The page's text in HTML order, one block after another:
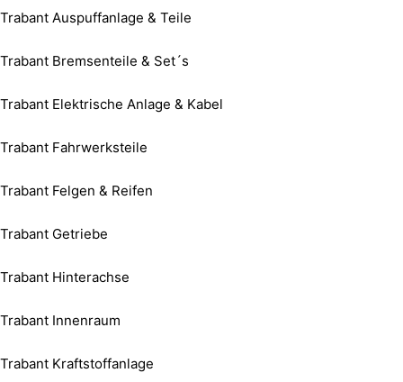
Trabant Auspuffanlage & Teile
Trabant Bremsenteile & Set´s
Trabant Elektrische Anlage & Kabel
Trabant Fahrwerksteile
Trabant Felgen & Reifen
Trabant Getriebe
Trabant Hinterachse
Trabant Innenraum
Trabant Kraftstoffanlage